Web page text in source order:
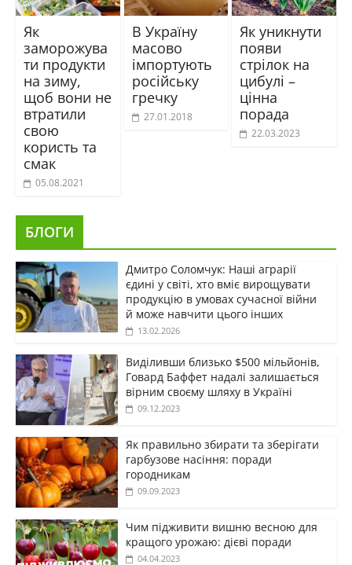
Як
заморожува
ти продукти
на зиму,
щоб вони не
втратили
свою
користь та
смак
05.08.2021
В Україну
масово
імпортують
російську
гречку
27.01.2018
Як уникнути
появи
стрілок на
цибулі –
цінна
порада
22.03.2023
БЛОГИ
Дмитро Соломчук: Наші аграрії
єдині у світі, хто вміє вирощувати
продукцію в умовах сучасної війни
й може навчити цього інших
13.02.2026
Виділивши близько $500 мільйонів,
Говард Баффет надалі залишається
вірним своєму шляху в Україні
09.12.2023
Як правильно збирати та зберігати
гарбузове насіння: поради
городникам
09.09.2023
Чим підживити вишню весною для
кращого урожаю: дієві поради
04.04.2023